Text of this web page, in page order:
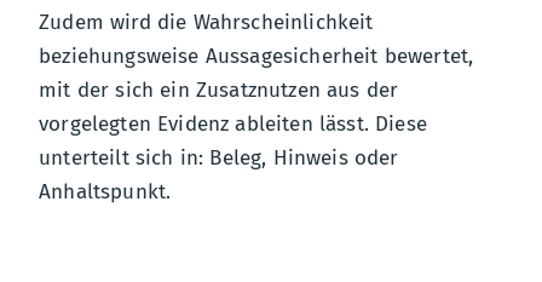
Zudem wird die Wahrscheinlichkeit
beziehungsweise Aussagesicherheit bewertet,
mit der sich ein Zusatznutzen aus der
vorgelegten Evidenz ableiten lässt. Diese
unterteilt sich in: Beleg, Hinweis oder
Anhaltspunkt.